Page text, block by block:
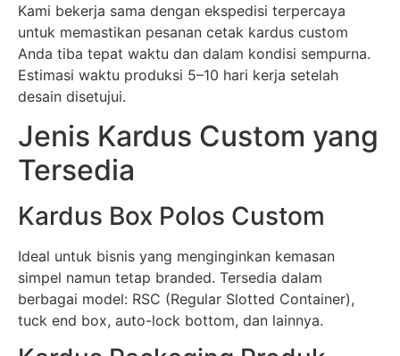
Kami bekerja sama dengan ekspedisi terpercaya
untuk memastikan pesanan cetak kardus custom
Anda tiba tepat waktu dan dalam kondisi sempurna.
Estimasi waktu produksi 5–10 hari kerja setelah
desain disetujui.
Jenis Kardus Custom yang
Tersedia
Kardus Box Polos Custom
Ideal untuk bisnis yang menginginkan kemasan
simpel namun tetap branded. Tersedia dalam
berbagai model: RSC (Regular Slotted Container),
tuck end box, auto-lock bottom, dan lainnya.